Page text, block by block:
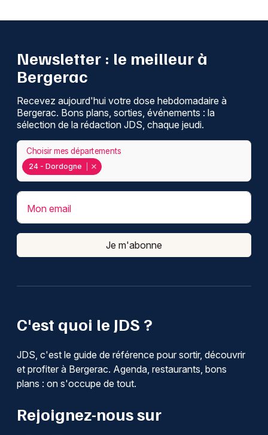
C'est quoi le JDS ?
JDS, c'est le guide de référence pour sortir, découvrir
et profiter à Bergerac. Agenda, restaurants, bons
plans : on s'occupe de tout.
Rejoignez-nous sur
Newsletter : le meilleur à
Bergerac
Recevez aujourd'hui votre dose hebdomadaire à
Bergerac. Bons plans, sorties, événements : la
sélection de la rédaction JDS, chaque jeudi.
24 - Dordogne
Choisir mes départements
Mon email
Je m'abonne